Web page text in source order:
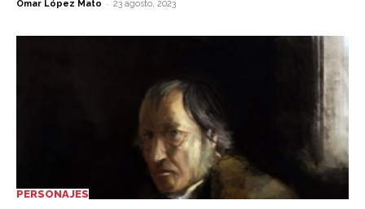
Omar López Mato - 23 agosto, 2023
PERSONAJES